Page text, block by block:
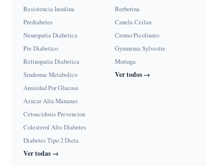
Resistencia Insulina
Prediabetes
Neuropatia Diabetica
Pie Diabetico
Retinopatia Diabetica
Sindrome Metabolico
Ansiedad Por Glucosa
Azucar Alta Mananas
Cetoacidosis Prevencion
Colesterol Alto Diabetes
Diabetes Tipo 2 Dieta
Ver todas →
Berberina
Canela Ceilan
Cromo Picolinato
Gymnema Sylvestre
Moringa
Ver todos →